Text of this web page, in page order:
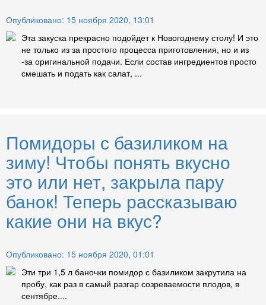
Опубликовано: 15 ноября 2020, 13:01
Эта закуска прекрасно подойдет к Новогоднему столу! И это
не только из за простого процесса приготовления, но и из
-за оригинальной подачи. Если состав ингредиентов просто
смешать и подать как салат, ...
Помидоры с базиликом на
зиму! Чтобы понять вкусно
это или нет, закрыла пару
банок! Теперь рассказываю
какие они на вкус?
Опубликовано: 15 ноября 2020, 01:01
Эти три 1,5 л баночки помидор с базиликом закрутила на
пробу, как раз в самый разгар созреваемости плодов, в
сентябре....